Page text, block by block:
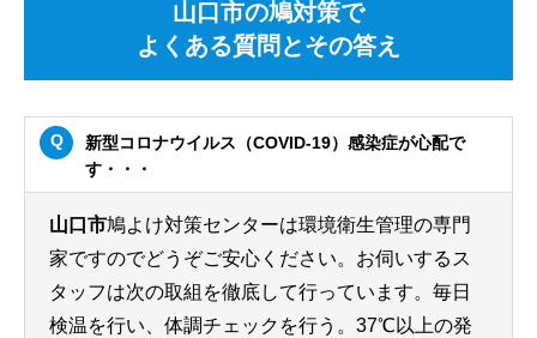
山口市の鳩対策で
よくある質問とその答え
新型コロナウイルス（COVID-19）感染症が心配で
す・・・
山口市鳩よけ対策センターは環境衛生管理の専門
家ですのでどうぞご安心ください。お伺いするス
タッフは次の取組を徹底して行っています。毎日
検温を行い、体調チェックを行う。37℃以上の発